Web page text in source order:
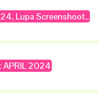
Lupa Screenshoot..
APRIL 2024